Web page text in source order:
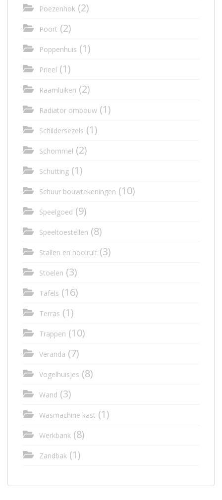
Poezenhok (2)
Poort (2)
Poppenhuis (1)
Prieel (1)
Raamluiken (2)
Radiator ombouw (1)
Schildersezels (1)
Schommel (2)
Schutting (1)
Schuur bouwtekeningen (10)
Speelgoed (9)
Speeltoestellen (8)
Stallen en hooiruif(3)
Stoelen (3)
Tafels (16)
Terras (1)
Trappen (10)
Veranda (7)
Vogelhuisjes (8)
Wand (3)
Wasmachine kast (1)
Werkbank (8)
Zandbak (1)